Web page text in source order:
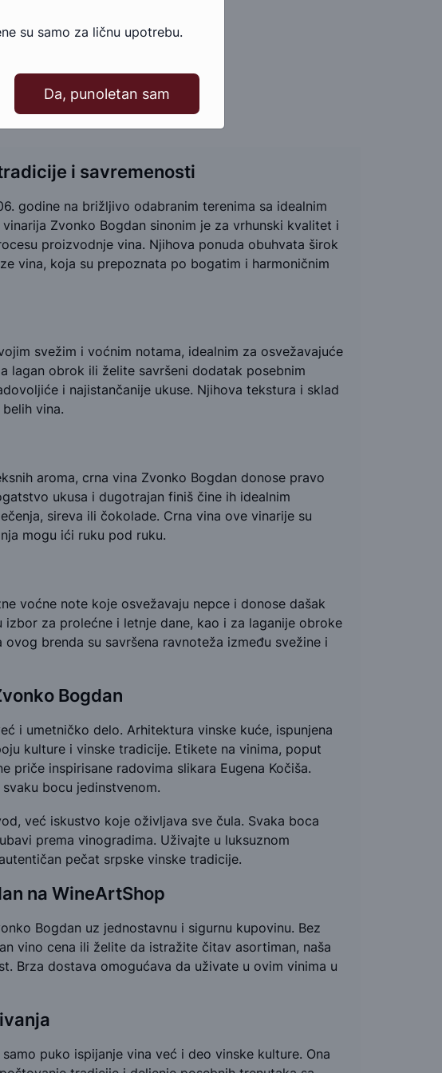
i savremenosti
godine na brižljivo odabranim terenima sa idealnim
Zvonko Bogdan sinonim je za vrhunski kvalitet i
proizvodnje vina. Njihova ponuda obuhvata širok
vina, koja su prepoznata po bogatim i harmoničnim
svežim i voćnim notama, idealnim za osvežavajuće
lagan obrok ili želite savršeni dodatak posebnim
i najistančanije ukuse. Njihova tekstura i sklad
vina.
aroma, crna vina Zvonko Bogdan donose pravo
ukusa i dugotrajan finiš čine ih idealnim
sireva ili čokolade. Crna vina ove vinarije su
mogu ići ruku pod ruku.
voćne note koje osvežavaju nepce i donose dašak
izbor za prolećne i letnje dane, kao i za laganije obroke
brenda su savršena ravnoteža između svežine i
Bogdan
i umetničko delo. Arhitektura vinske kuće, ispunjena
kulture i vinske tradicije. Etikete na vinima, poput
priče inspirisane radovima slikara Eugena Kočiša.
bocu jedinstvenom.
već iskustvo koje oživljava sve čula. Svaka boca
prema vinogradima. Uživajte u luksuznom
pečat srpske vinske tradicije.
na WineArtShop
Bogdan uz jednostavnu i sigurnu kupovinu. Bez
vino cena ili želite da istražite čitav asortiman, naša
Brza dostava omogućava da uživate u ovim vinima u
puko ispijanje vina već i deo vinske kulture. Ona
su samo za ličnu upotrebu.
Da, punoletan sam